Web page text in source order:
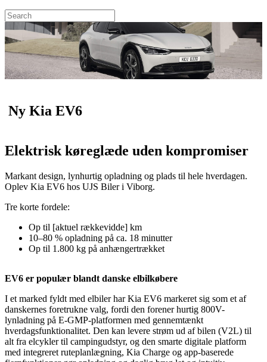
Ny Kia EV6
Elektrisk køreglæde uden kompromiser
Markant design, lynhurtig opladning og plads til hele hverdagen.
Oplev Kia EV6 hos UJS Biler i Viborg.
Tre korte fordele:
Op til [aktuel rækkevidde] km
10–80 % opladning på ca. 18 minutter
Op til 1.800 kg på anhængertrækket
EV6 er populær blandt danske elbilkøbere
I et marked fyldt med elbiler har Kia EV6 markeret sig som et af
danskernes foretrukne valg, fordi den forener hurtig 800V-
lynladning på E-GMP-platformen med gennemtænkt
hverdagsfunktionalitet. Den kan levere strøm ud af bilen (V2L) til
alt fra elcykler til campingudstyr, og den smarte digitale platform
med integreret ruteplanlægning, Kia Charge og app-baserede